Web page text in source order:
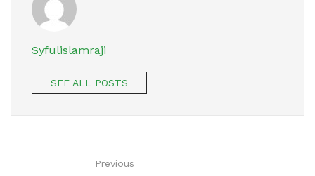
Syfulislamraji
SEE ALL POSTS
Previous